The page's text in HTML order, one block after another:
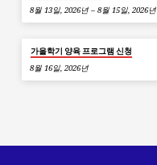
8월 13일, 2026년 – 8월 15일, 2026년
가을학기 양육 프로그램 신청
8월 16일, 2026년